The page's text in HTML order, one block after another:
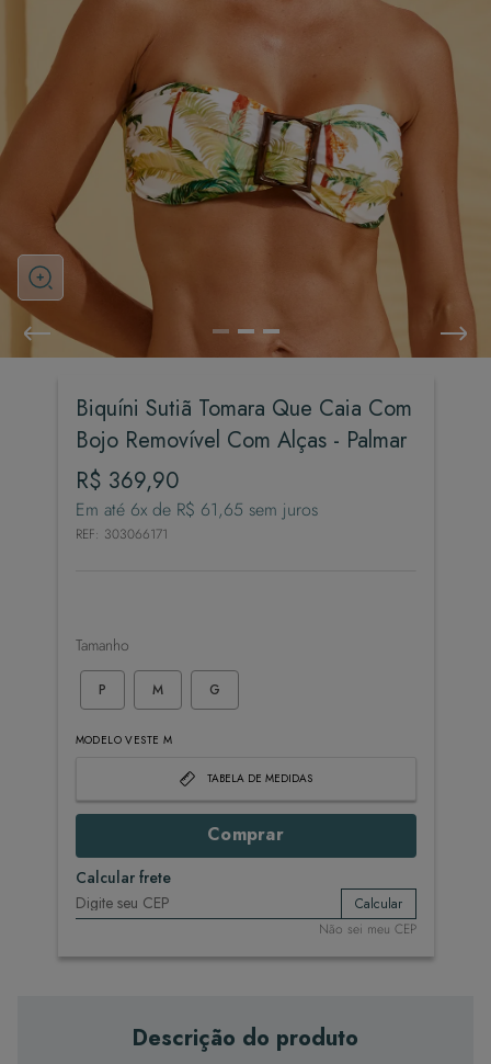
Biquíni Sutiã Tomara Que Caia Com
Bojo Removível Com Alças - Palmar
R$ 369,90
Em até 6x de R$ 61,65 sem juros
REF: 303066171
Tamanho
P M G
MODELO VESTE M
TABELA DE MEDIDAS
Comprar
Calcular frete
Calcular
Não sei meu CEP
Descrição do produto